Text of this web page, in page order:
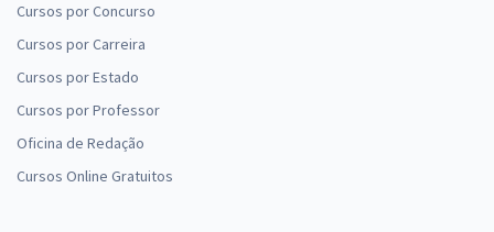
Cursos por Concurso
Cursos por Carreira
Cursos por Estado
Cursos por Professor
Oficina de Redação
Cursos Online Gratuitos